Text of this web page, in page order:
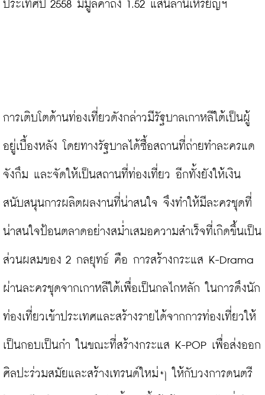
ประเทศปี 2558 มีมูลค่าถึง 1.52 แสนล้านเหรียญฯ
การเติบโตด้านท่องเที่ยวดังกล่าวมีรัฐบาลเกาหลีใต้เป็นผู้
อยู่เบื้องหลัง โดยทางรัฐบาลได้ซื้อสถานที่ถ่ายทำละครแด
จังกึม และจัดให้เป็นสถานที่ท่องเที่ยว อีกทั้งยังให้เงิน
สนับสนุนการผลิตผลงานที่น่าสนใจ จึงทำให้มีละครชุดที่
น่าสนใจป้อนตลาดอย่างสม่ำเสมอความสำเร็จที่เกิดขึ้นเป็น
ส่วนผสมของ 2 กลยุทธ์ คือ การสร้างกระแส K-Drama
ผ่านละครชุดจากเกาหลีใต้เพื่อเป็นกลไกหลัก ในการดึงนัก
ท่องเที่ยวเข้าประเทศและสร้างรายได้จากการท่องเที่ยวให้
เป็นกอบเป็นกำ ในขณะที่สร้างกระแส K-POP เพื่อส่งออก
ศิลปะร่วมสมัยและสร้างเทรนด์ใหม่ๆ ให้กับวงการดนตรี